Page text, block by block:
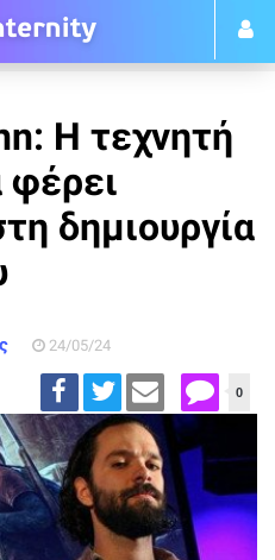
Η τεχνητή
φέρει
δημιουργία
24/05/24
0